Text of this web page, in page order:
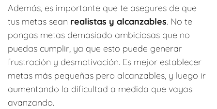
Además, es importante que te asegures de que
tus metas sean realistas y alcanzables. No te
pongas metas demasiado ambiciosas que no
puedas cumplir, ya que esto puede generar
frustración y desmotivación. Es mejor establecer
metas más pequeñas pero alcanzables, y luego ir
aumentando la dificultad a medida que vayas
avanzando.